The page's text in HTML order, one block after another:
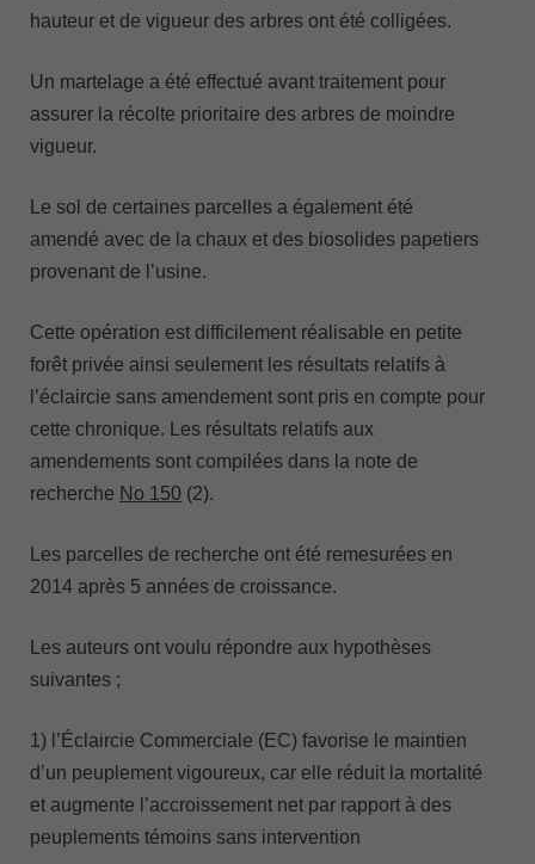
hauteur et de vigueur des arbres ont été colligées.
Un martelage a été effectué avant traitement pour
assurer la récolte prioritaire des arbres de moindre
vigueur.
Le sol de certaines parcelles a également été
amendé avec de la chaux et des biosolides papetiers
provenant de l’usine.
Cette opération est difficilement réalisable en petite
forêt privée ainsi seulement les résultats relatifs à
l’éclaircie sans amendement sont pris en compte pour
cette chronique. Les résultats relatifs aux
amendements sont compilées dans la note de
recherche No 150 (2).
Les parcelles de recherche ont été remesurées en
2014 après 5 années de croissance.
Les auteurs ont voulu répondre aux hypothèses
suivantes ;
1) l’Éclaircie Commerciale (EC) favorise le maintien
d’un peuplement vigoureux, car elle réduit la mortalité
et augmente l’accroissement net par rapport à des
peuplements témoins sans intervention